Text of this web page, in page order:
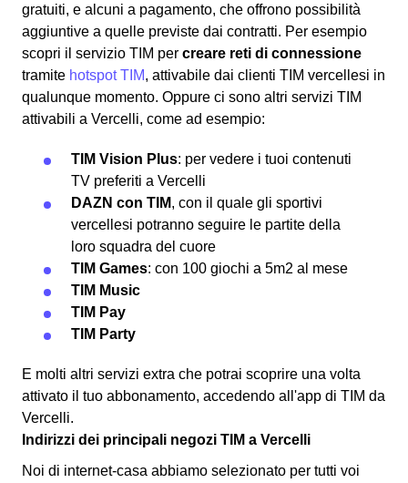
gratuiti, e alcuni a pagamento, che offrono possibilità
aggiuntive a quelle previste dai contratti. Per esempio
scopri il servizio TIM per creare reti di connessione
tramite hotspot TIM, attivabile dai clienti TIM vercellesi in
qualunque momento. Oppure ci sono altri servizi TIM
attivabili a Vercelli, come ad esempio:
TIM Vision Plus: per vedere i tuoi contenuti
TV preferiti a Vercelli
DAZN con TIM, con il quale gli sportivi
vercellesi potranno seguire le partite della
loro squadra del cuore
TIM Games: con 100 giochi a 5m2 al mese
TIM Music
TIM Pay
TIM Party
E molti altri servizi extra che potrai scoprire una volta
attivato il tuo abbonamento, accedendo all'app di TIM da
Vercelli.
Indirizzi dei principali negozi TIM a Vercelli
Noi di internet-casa abbiamo selezionato per tutti voi